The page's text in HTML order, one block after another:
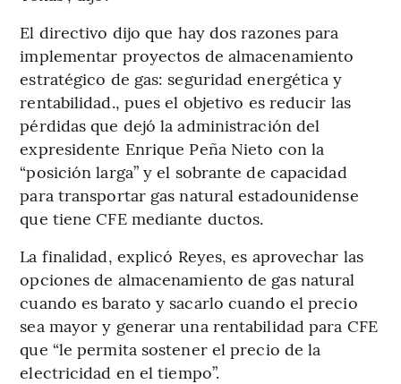
El directivo dijo que hay dos razones para
implementar proyectos de almacenamiento
estratégico de gas: seguridad energética y
rentabilidad., pues el objetivo es reducir las
pérdidas que dejó la administración del
expresidente Enrique Peña Nieto con la
“posición larga” y el sobrante de capacidad
para transportar gas natural estadounidense
que tiene CFE mediante ductos.
La finalidad, explicó Reyes, es aprovechar las
opciones de almacenamiento de gas natural
cuando es barato y sacarlo cuando el precio
sea mayor y generar una rentabilidad para CFE
que “le permita sostener el precio de la
electricidad en el tiempo”.